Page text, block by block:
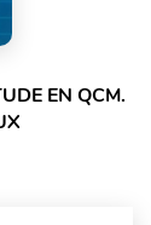
EN QCM.